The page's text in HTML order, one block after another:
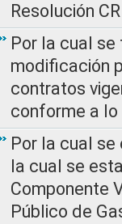
Resolución
Por la cual
modificación
contratos
conforme a lo
Por la cual se
la cual se
Componente
Público de